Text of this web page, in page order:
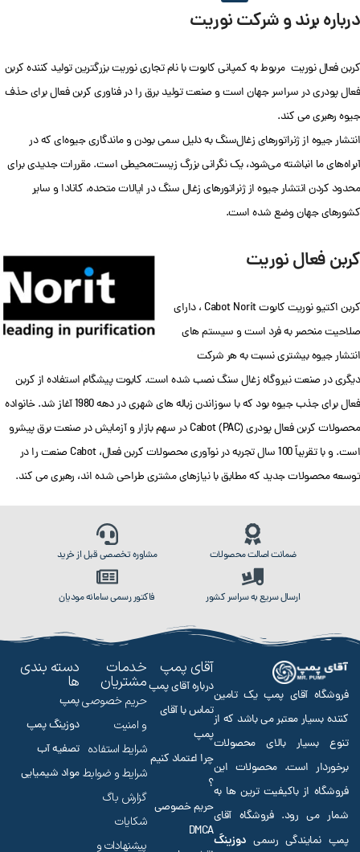
درباره برند و شرکت نوریت
کربن فعال نوریت مربوط به کمپانی کابوت با نام تجاری نوریت بزرگترین تولید کننده کربن
فعال پودری در سراسر جهان است و صنعت تولید برق را در فناوری کربن فعال برای حذف
جیوه رهبری می کند.
انتشار جیوه از ژنراتورهای زغال‌سنگ به دلیل سمی بودن و ماندگاری جیوه‌ای که در
آبراه‌های ما انباشته می‌شود، یک نگرانی بزرگ زیست‌محیطی است. مقررات جدیدی برای
محدود کردن انتشار جیوه از ژنراتورهای زغال سنگ در ایالات متحده، کانادا و سایر
کشورهای جهان وضع شده است.
کربن فعال نوریت
کربن اکتیو نوریت کابوت Cabot Norit ، دارای
صلاحیت منحصر به فرد است و سیستم های
انتشار جیوه بیشتری نسبت به هر شرکت
دیگری در صنعت نیروگاه زغال سنگ نصب شده است. کابوت پیشگام استفاده از کربن
فعال برای جذب جیوه بود که با سوزاندن زباله های شهری در دهه 1980 آغاز شد. خانواده
محصولات کربن فعال پودری (PAC) Cabot در سهم بازار و آزمایش در صنعت برق پیشرو
است. و با تقریباً 100 سال تجربه در نوآوری محصولات کربن فعال، Cabot صنعت را در
توسعه محصولات جدید که مطابق با نیازهای مشتری طراحی شده اند، رهبری می کند.
ضمانت اصالت محصولات مشاوره تخصصی قبل از خرید
ارسال سریع به سراسر کشور فاکتور رسمی سامانه مودیان
فروشگاه آقای پمپ یک تامین
کننده بسیار معتبر می باشد که از
تنوع بسیار بالای محصولات
برخوردار است. محصولات این
فروشگاه از باکیفیت ترین ها به
شمار می رود. فروشگاه آقای
پمپ نمایندگی رسمی دوزینگ
آقای پمپ
درباره آقای پمپ
تماس با آقای
پمپ
چرا اعتماد کنیم
؟
حریم خصوصی
DMCA
خدمات
مشتریان
حریم خصوصی
و امنیت
شرایط استفاده
شرایط و ضوابط
گزارش باگ
شکایات
پیشنهادات و
دسته بندی
ها
پمپ
دوزینگ پمپ
تصفیه آب
مواد شیمیایی